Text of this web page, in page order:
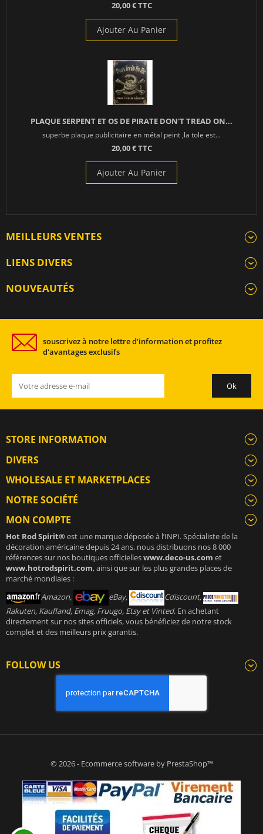
20,00 € TTC
Ajouter Au Panier
PLAQUE SERPENT ET OS DE PIRATE DON'T TREAD ON...
superbe plaque publicitaire en métal peint ,la tole est...
20,00 € TTC
Ajouter Au Panier
MEILLEURS VENTES
LIENS DIVERS
NOUVEAUTÉS
souscrivez à notre lettre d'information et profitez
d'avantages exclusifs
STORE INFORMATION
DIVERS
WHOLESALE ET MARKETPLACES
NOTRE SOCIÉTÉ
MON COMPTE
Hot Rod Spirit®est une marque déposée à l’INPI. Spécialiste de la
décoration américaine depuis 24 ans, nous distribuons nos 8 000
références sur nos boutiques officielleswww.deco-us.com et
www.hotrodspirit.com, ainsi que sur les plus grandes places de
marché mondiales :
Amazon,
eBay,
Cdiscount,
Rakuten, Kaufland, Emag, Fruugo, Etsy et Vinted. En achetant
directement sur nos sites officiels, vous bénéficiez de notre stock
complet et des meilleurs prix garantis.
FOLLOW US
© 2026 - Ecommerce software by PrestaShop™